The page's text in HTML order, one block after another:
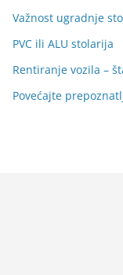
Važnost ugradnje
PVC ili ALU stolarija
Rentiranje vozila –
Povećajte